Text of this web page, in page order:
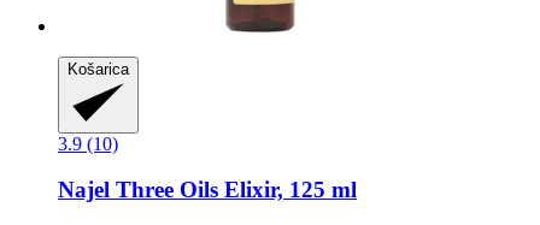
Košarica
3.9 (10)
Najel Three Oils Elixir, 125 ml